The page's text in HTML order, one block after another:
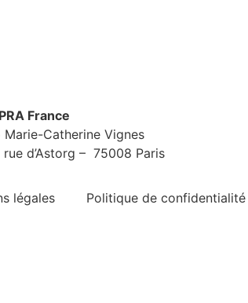
cookies
France
Catherine Vignes
rue d’Astorg – 75008 Paris
légales Politique de confidentialité